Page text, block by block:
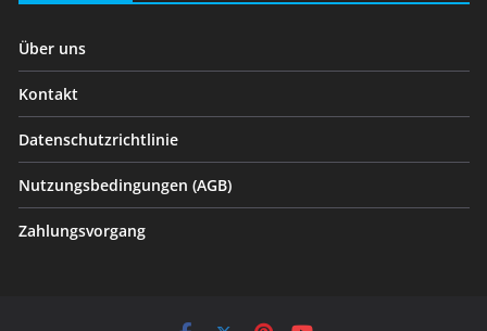
Über uns
Kontakt
Datenschutzrichtlinie
Nutzungsbedingungen (AGB)
Zahlungsvorgang